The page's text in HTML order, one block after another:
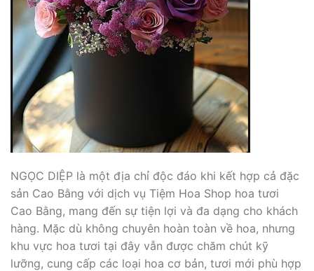
NGỌC DIỆP là một địa chỉ độc đáo khi kết hợp cả đặc
sản Cao Bằng với dịch vụ Tiệm Hoa Shop hoa tươi
Cao Bằng, mang đến sự tiện lợi và đa dạng cho khách
hàng. Mặc dù không chuyên hoàn toàn về hoa, nhưng
khu vực hoa tươi tại đây vẫn được chăm chút kỹ
lưỡng, cung cấp các loại hoa cơ bản, tươi mới phù hợp